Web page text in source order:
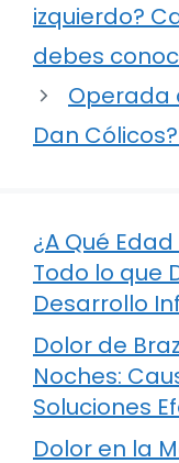
izquierdo?
debes
Operada
Dan
¿A Qué
Todo lo que
Desarrollo
Dolor de
Noches:
Soluciones
Dolor en la